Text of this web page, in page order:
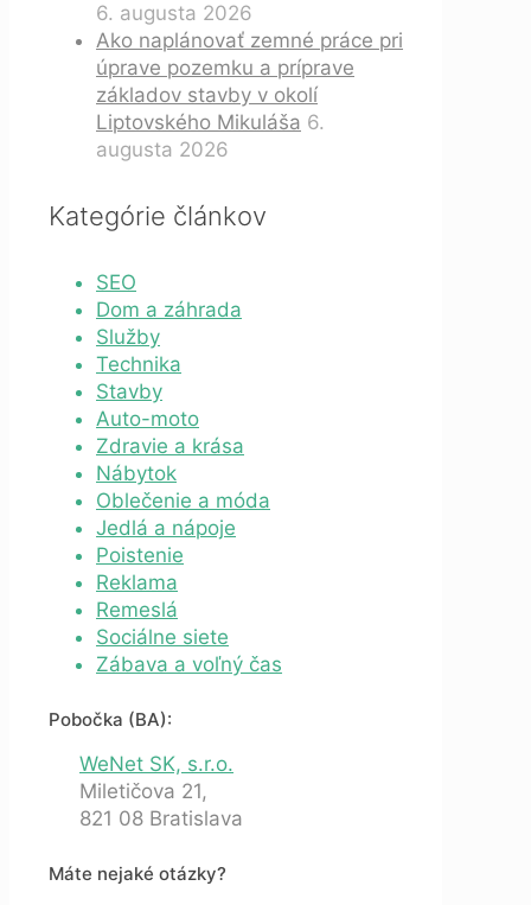
6. augusta 2026
Ako naplánovať zemné práce pri
úprave pozemku a príprave
základov stavby v okolí
Liptovského Mikuláša 6.
augusta 2026
Kategórie článkov
SEO
Dom a záhrada
Služby
Technika
Stavby
Auto-moto
Zdravie a krása
Nábytok
Oblečenie a móda
Jedlá a nápoje
Poistenie
Reklama
Remeslá
Sociálne siete
Zábava a voľný čas
Pobočka (BA):
WeNet SK, s.r.o.
Miletičova 21,
821 08 Bratislava
Máte nejaké otázky?